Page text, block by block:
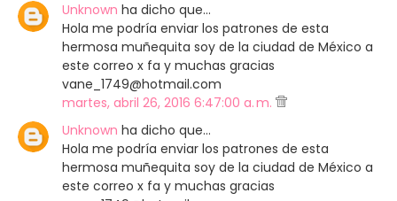
Unknown ha dicho que…
Hola me podría enviar los patrones de esta
hermosa muñequita soy de la ciudad de México a
este correo x fa y muchas gracias
vane_1749@hotmail.com
martes, abril 26, 2016 6:47:00 a. m.
Unknown ha dicho que…
Hola me podría enviar los patrones de esta
hermosa muñequita soy de la ciudad de México a
este correo x fa y muchas gracias